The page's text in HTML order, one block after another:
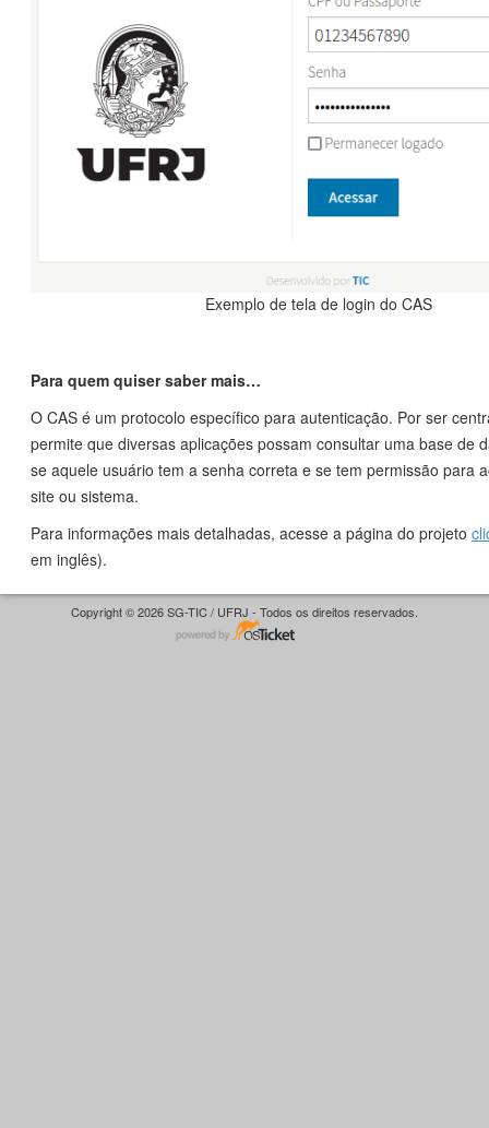
Exemplo de tela de login do CAS
Para quem quiser saber mais…
O CAS é um protocolo específico para autenticação. Por ser
permite que diversas aplicações possam consultar uma base de
se aquele usuário tem a senha correta e se tem permissão para
site ou sistema.
Para informações mais detalhadas, acesse a página do projeto
em inglês).
Copyright © 2026 SG-TIC / UFRJ - Todos os direitos reservados.